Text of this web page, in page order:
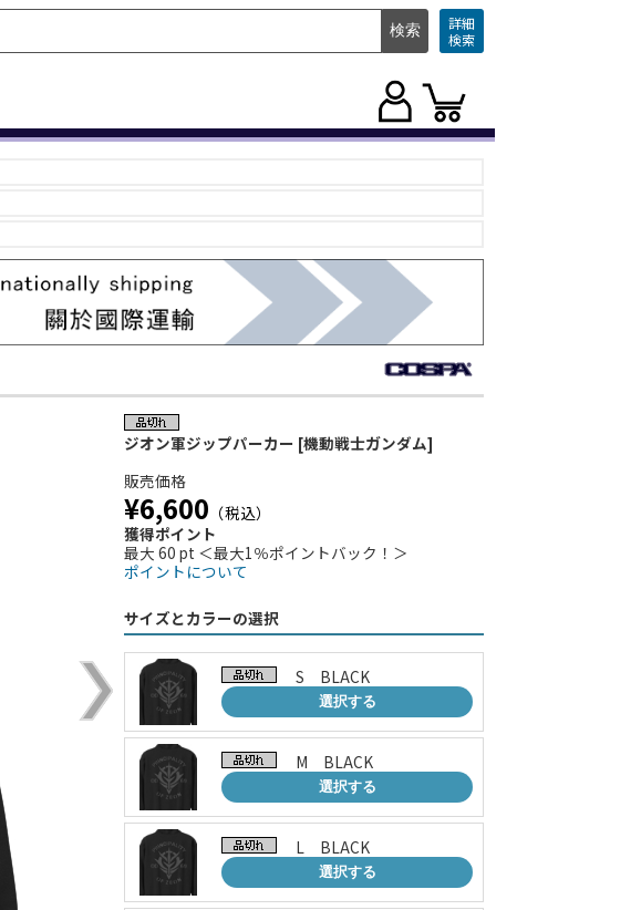
詳細
検索
ジオン軍ジップパーカー [機動戦士ガンダム]
販売価格
¥6,600 （税込）
獲得ポイント
最大 60 pt ＜最大1％ポイントバック！＞
ポイントについて
サイズとカラーの選択
S BLACK
選択する
M BLACK
選択する
L BLACK
選択する